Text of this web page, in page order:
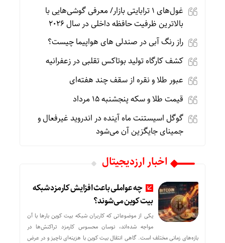
غول‌های ۱ ترابایتی بازار/ معرفی گوشی‌هایی با
بالاترین ظرفیت حافظه داخلی در سال ۲۰۲۶
راز رنگ آبی در صندلی های هواپیما چیست؟
کشف کارگاه تولید بوتاکس تقلبی در زعفرانیه
عبور طلا و نقره از سقف چند هفته‌ای
قیمت طلا و سکه پنجشنبه 15 مرداد
گوگل اسیستنت ماه آینده در اندروید غیرفعال و
جمینای جایگزین آن می‌شود
اخبار ارزدیجیتال
چه عواملی باعث افزایش کارمزد شبکه
بیت کوین می‌شوند؟
یکی از موضوعاتی که کاربران شبکه بیت کوین بارها با آن
مواجه شده‌اند، نوسان محسوس کارمزد تراکنش‌ها در
بازه‌های زمانی مختلف است. گاهی انتقال بیت کوین با هزینه‌ای ناچیز و در عرض